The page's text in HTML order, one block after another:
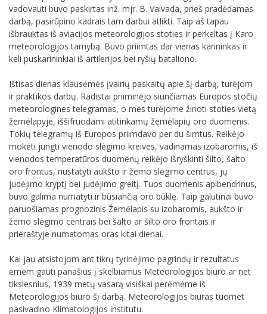
vadovauti buvo paskirtas inž. mjr. B. Vaivada, prieš pradėdamas
darbą, pasirūpino kadrais tam darbui atlikti. Taip aš tapau
išbrauktas iš aviacijos meteorologijos stoties ir perkeltas į Karo
meteorologijos tarnybą. Buvo priimtas dar vienas karininkas ir
keli puskarininkiai iš artilerijos bei ryšių bataliono.
Ištisas dienas klausėmės įvairių paskaitų apie šį darbą, turėjom
ir praktikos darbų. Radistai priiminėjo siunčiamas Europos stočių
meteorologines telegramas, o mes turėjome žinoti stoties vietą
žemėlapyje, iššifruodami atitinkamų žemėlapių oro duomenis.
Tokių telegramų iš Europos priimdavo per du šimtus. Reikėjo
mokėti jungti vienodo slėgimo kreives, vadinamas izobaromis, iš
vienodos temperatūros duomenų reikėjo išryškinti šilto, šalto
oro frontus, nustatyti aukšto ir žemo slėgimo centrus, jų
judėjimo kryptį bei judėjimo greitį. Tuos duomenis apibendrinus,
buvo galima numatyti ir būsiančią oro būklę. Taip galutinai buvo
paruošiamas prognozinis Žemėlapis su izobaromis, aukšto ir
žemo slėgimo centrais bei šalto ar šilto oro frontais ir
prieraštyje numatomas oras kitai dienai.
Kai jau atsistojom ant tikrų tyrinėjimo pagrindų ir rezultatus
ėmėm gauti panašius į skelbiamus Meteorologijos biuro ar net
tikslesnius, 1939 metų vasarą visiškai perėmėme iš
Meteorologijos biuro šį darbą. Meteorologijos biuras tuomet
pasivadino Klimatologijos institutu.